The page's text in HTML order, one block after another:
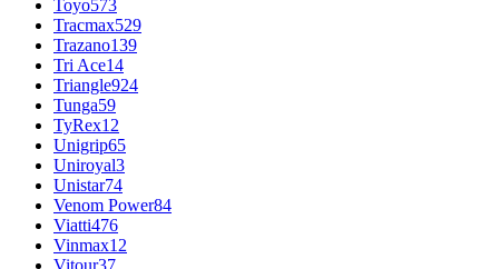
Toyo573
Tracmax529
Trazano139
Tri Ace14
Triangle924
Tunga59
TyRex12
Unigrip65
Uniroyal3
Unistar74
Venom Power84
Viatti476
Vinmax12
Vitour37